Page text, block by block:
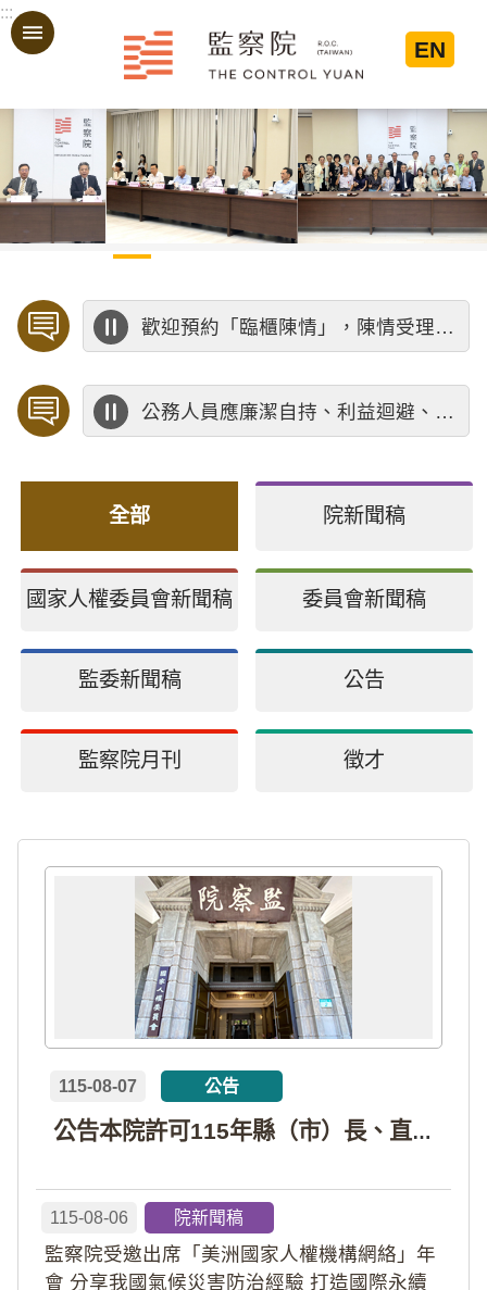
跳到主要內容區塊
:::
EN
歡迎預約「臨櫃陳情」，陳情受理中心將優先排定人員與您接談，釐清案情爭點後收案處理，以節省您的寶貴時間。
公務人員應廉潔自持、利益迴避、依法公正執行公務～考試院公務人員保障暨培訓委員會～
全部 院新聞稿
國家人權委員會新聞稿 委員會新聞稿
監委新聞稿 公告
監察院月刊 徵才
公告本院許可115年縣（市）長、直轄市議員、縣（市）議員擬參選人開立政治獻金專戶共計4戶。各專戶得收受政治獻金期間為自專戶許可設立日起至115年11月27日止，專戶名冊詳如附件。
115-08-07 公告
115-08-06 院新聞稿
監察院受邀出席「美洲國家人權機構網絡」年
會 分享我國氣候災害防治經驗 打造國際永續